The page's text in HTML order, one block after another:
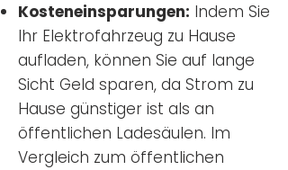
Kosteneinsparungen: Indem Sie
Ihr Elektrofahrzeug zu Hause
aufladen, können Sie auf lange
Sicht Geld sparen, da Strom zu
Hause günstiger ist als an
öffentlichen Ladesäulen. Im
Vergleich zum öffentlichen